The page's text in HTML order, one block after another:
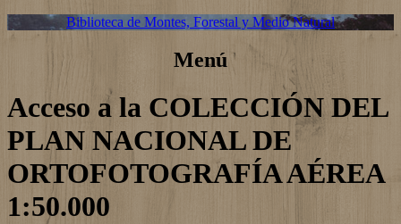
Biblioteca de Montes, Forestal y Medio Natural
Menú
Acceso a la COLECCIÓN DEL
PLAN NACIONAL DE
ORTOFOTOGRAFÍA AÉREA
1:50.000